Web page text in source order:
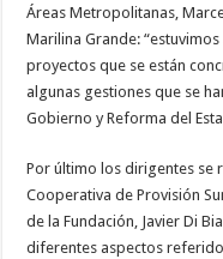
Áreas Metropolitanas,
Marilina Grande:
proyectos que se están
algunas gestiones que se
Gobierno y Reforma del
Por último los dirigentes se
Cooperativa de Provisión
de la Fundación, Javier Di
diferentes aspectos